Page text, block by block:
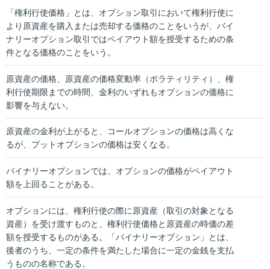
「権利行使価格」とは、オプション取引において権利行使に
より原資産を購入または売却する価格のことをいうが、バイ
ナリーオプション取引ではペイアウト額を授受するための条
件となる価格のことをいう。
原資産の価格、原資産の価格変動率（ボラティリティ）、権
利行使期限までの時間、金利のいずれもオプションの価格に
影響を与えない。
原資産の金利が上がると、コールオプションの価格は高くな
るが、プットオプションの価格は安くなる。
バイナリーオプションでは、オプションの価格がペイアウト
額を上回ることがある。
オプションには、権利行使の際に原資産（取引の対象となる
資産）を受け渡すものと、権利行使価格と原資産の時価の差
額を授受するものがある。「バイナリーオプション」とは、
後者のうち、一定の条件を満たした場合に一定の金銭を支払
うものの名称である。